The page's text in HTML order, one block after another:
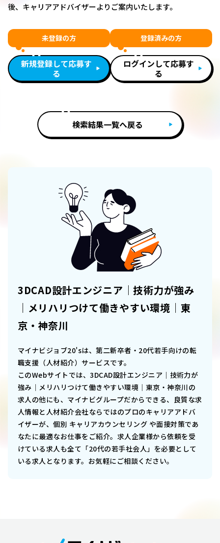
後、キャリアアドバイザーよりご案内いたします。
未登録の方
新規登録して応募す
る
登録済みの方
ログインして応募す
る
検索結果一覧へ戻る
3DCAD設計エンジニア｜技術力が強み
｜メリハリつけて働きやすい環境｜東
京・神奈川
マイナビジョブ20'sは、第二新卒者・20代若手向けの転
職支援（人材紹介）サービスです。
このWebサイトでは、3DCAD設計エンジニア｜技術力が
強み｜メリハリつけて働きやすい環境｜東京・神奈川の
求人の他にも、マイナビグループだからできる、良質な求
人情報と人材紹介会社ならではのプロのキャリアアドバ
イザーが、個別 キャリアカウンセリング や面接対策であ
なたに最適なお仕事をご紹介。求人企業様から依頼を受
けている求人も全て「20代の若手社会人」を必要として
いる求人となります。お気軽にご相談ください。